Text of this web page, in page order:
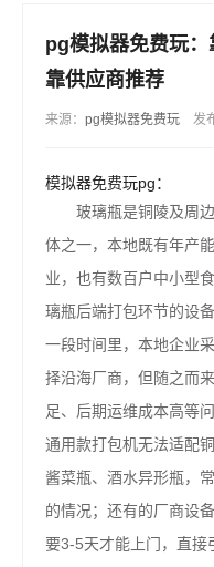
pg模拟器免费玩：
靠供应商推荐
来源： pg模拟器免费玩 发
模拟器免费玩pg：
玻璃瓶是铜陵及周边
体之一，本地既有年产
业，也有数百户中小型
璃瓶后端打包环节的设
一段时间里，本地企业
择沿海厂商，但随之而
足、后期运维成本高等
通用款打包机无法适配
酱菜瓶、酒水异形瓶，
的情况；还有的厂商设
要3-5天才能上门，直接